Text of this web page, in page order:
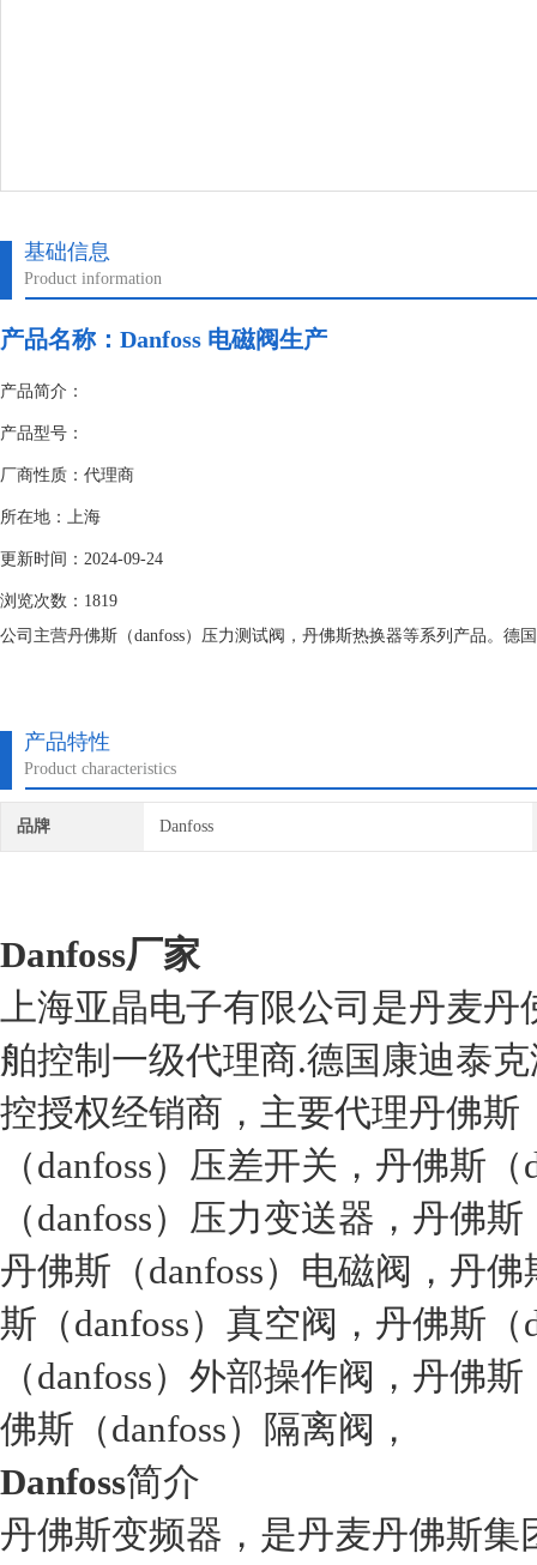
基础信息
Product information
产品名称： Danfoss 电磁阀生产
产品简介：
产品型号：
厂商性质：代理商
所在地：上海
更新时间：2024-09-24
浏览次数：1819
公司主营丹佛斯（danfoss）压力测试阀，丹佛斯热换器等系列产品。德
产品特性
Product characteristics
品牌 Danfoss
Danfoss厂家
上海亚晶电子有限公司是丹麦丹
舶控制一级代理商.德国康迪泰
控授权经销商，主要代理丹佛斯
（danfoss）压差开关，丹佛斯
（danfoss）压力变送器，丹佛
丹佛斯（danfoss）电磁阀，丹
斯（danfoss）真空阀，丹佛斯
（danfoss）外部操作阀，丹佛
佛斯（danfoss）隔离阀，
Danfoss简介
丹佛斯变频器，是丹麦丹佛斯